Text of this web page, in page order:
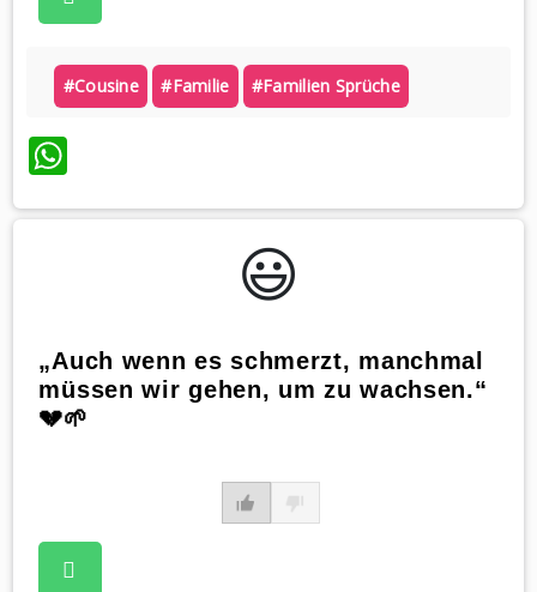
#cousine #familie #familien Sprüche
WhatsApp
😃️
„Auch wenn es schmerzt, manchmal
müssen wir gehen, um zu wachsen.“
💔🌱